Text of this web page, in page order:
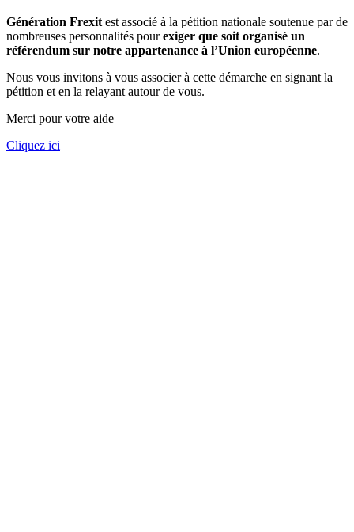
Génération Frexit est associé à la pétition nationale soutenue par de
nombreuses personnalités pourexiger que soit organisé un
référendum sur notre appartenance à l’Union européenne.
Nous vous invitons à vous associer à cette démarche en signant la
pétition et en la relayant autour de vous.
Merci pour votre aide
Cliquez ici